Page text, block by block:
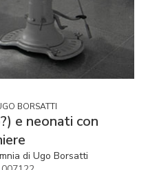
BORSATTI
e neonati con
di Ugo Borsatti